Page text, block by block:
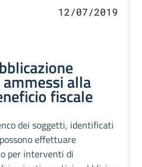
12/07/2019
alla
fiscale
dei soggetti, identificati
effettuare
per interventi di